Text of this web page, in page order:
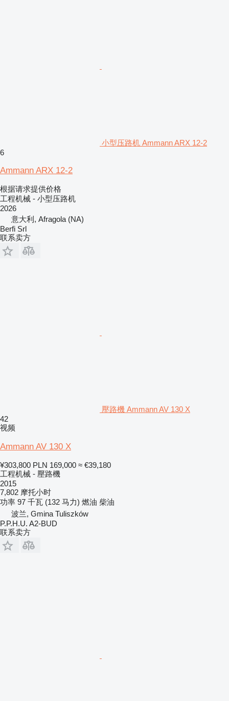
小型压路机 Ammann ARX 12-2
6
Ammann ARX 12-2
根据请求提供价格
工程机械 - 小型压路机
2026
意大利, Afragola (NA)
Berfi Srl
联系卖方
壓路機 Ammann AV 130 X
42
视频
Ammann AV 130 X
¥303,800 PLN 169,000 ≈ €39,180
工程机械 - 壓路機
2015
7,802 摩托小时
功率 97 千瓦 (132 马力) 燃油 柴油
波兰, Gmina Tuliszków
P.P.H.U. A2-BUD
联系卖方